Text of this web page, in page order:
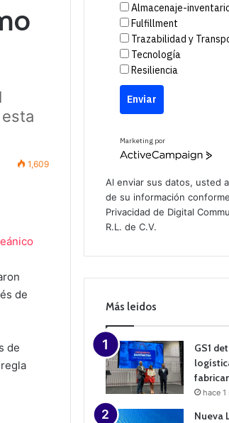
1,609
de
de
Almacenaje-
Fulfillment
Trazabilidad y
Tecnología
Resiliencia
Enviar
Marketing por
A
v
e
p
i
n
Al enviar sus datos, usted
de su información
Privacidad de Digital
R.L. de C.V.
Más leidos
GS1
hace 1
Nueva